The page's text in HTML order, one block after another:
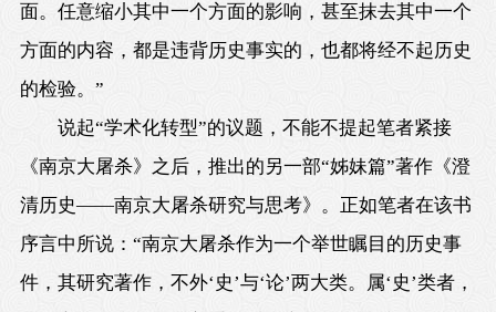
面。任意缩小其中一个方面的影响，甚至抹去其中一个
方面的内容，都是违背历史事实的，也都将经不起历史
的检验。”
说起“学术化转型”的议题，不能不提起笔者紧接
《南京大屠杀》之后，推出的另一部“姊妹篇”著作《澄
清历史——南京大屠杀研究与思考》。正如笔者在该书
序言中所说：“南京大屠杀作为一个举世瞩目的历史事
件，其研究著作，不外‘史’与‘论’两大类。属‘史’类者，